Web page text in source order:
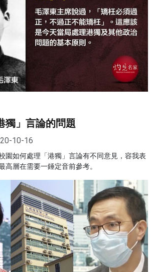
獨」言論的問題
10-16
園如何處理「港獨」言論有不同意見，容我表
高層在需要一錘定音前參考。